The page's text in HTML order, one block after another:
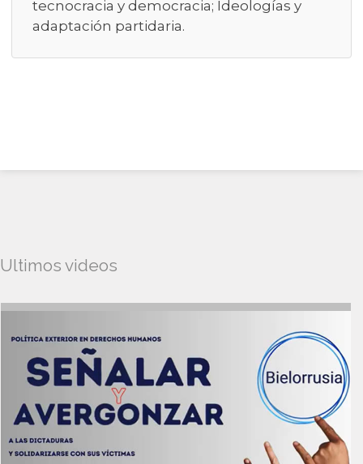
tecnocracia y democracia; Ideologías y
adaptación partidaria.
Ultimos videos